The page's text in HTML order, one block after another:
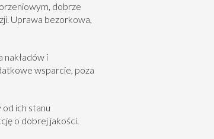
dobrze
Uprawa bezorkowa,
nakładów i
wsparcie, poza
ich stanu
o dobrej jakości.